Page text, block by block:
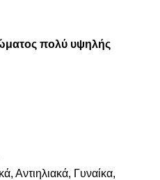
πολύ υψηλής
, Αντιηλιακά, Γυναίκα,